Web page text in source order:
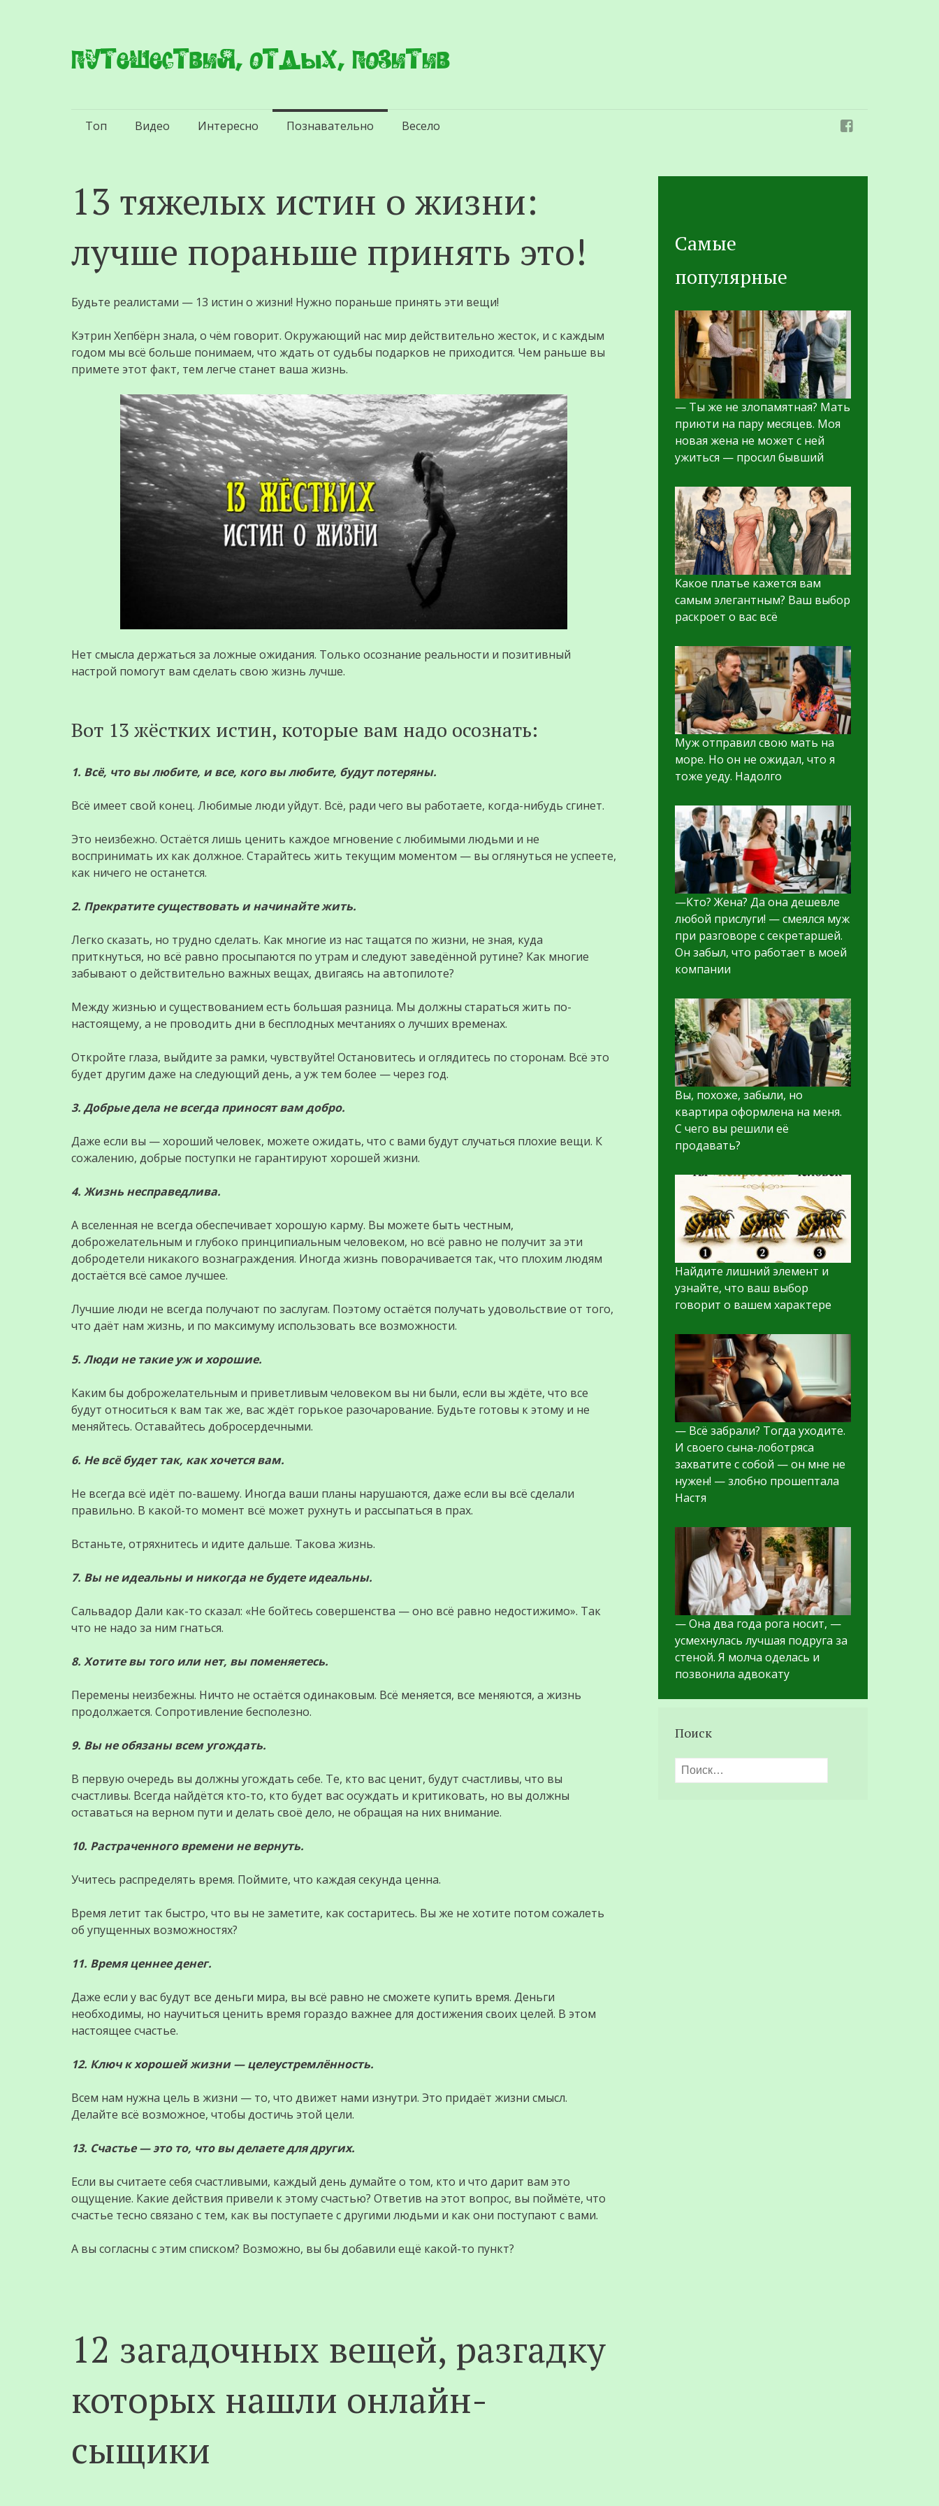
Путешествия, отдых, позитив
Перейти
Топ Видео Интересно Познавательно Весело
13 тяжелых истин о жизни:
лучше пораньше принять это!
Будьте реалистами — 13 истин о жизни! Нужно пораньше принять эти вещи!
Кэтрин Хепбёрн знала, о чём говорит. Окружающий нас мир действительно жесток, и с каждым
годом мы всё больше понимаем, что ждать от судьбы подарков не приходится. Чем раньше вы
примете этот факт, тем легче станет ваша жизнь.
Нет смысла держаться за ложные ожидания. Только осознание реальности и позитивный
настрой помогут вам сделать свою жизнь лучше.
Вот 13 жёстких истин, которые вам надо осознать:
1. Всё, что вы любите, и все, кого вы любите, будут потеряны.
Всё имеет свой конец. Любимые люди уйдут. Всё, ради чего вы работаете, когда-нибудь сгинет.
Это неизбежно. Остаётся лишь ценить каждое мгновение с любимыми людьми и не
воспринимать их как должное. Старайтесь жить текущим моментом — вы оглянуться не успеете,
как ничего не останется.
2. Прекратите существовать и начинайте жить.
Легко сказать, но трудно сделать. Как многие из нас тащатся по жизни, не зная, куда
приткнуться, но всё равно просыпаются по утрам и следуют заведённой рутине? Как многие
забывают о действительно важных вещах, двигаясь на автопилоте?
Между жизнью и существованием есть большая разница. Мы должны стараться жить по-
настоящему, а не проводить дни в бесплодных мечтаниях о лучших временах.
Откройте глаза, выйдите за рамки, чувствуйте! Остановитесь и оглядитесь по сторонам. Всё это
будет другим даже на следующий день, а уж тем более — через год.
3. Добрые дела не всегда приносят вам добро.
Даже если вы — хороший человек, можете ожидать, что с вами будут случаться плохие вещи. К
сожалению, добрые поступки не гарантируют хорошей жизни.
4. Жизнь несправедлива.
А вселенная не всегда обеспечивает хорошую карму. Вы можете быть честным,
доброжелательным и глубоко принципиальным человеком, но всё равно не получит за эти
добродетели никакого вознаграждения. Иногда жизнь поворачивается так, что плохим людям
достаётся всё самое лучшее.
Лучшие люди не всегда получают по заслугам. Поэтому остаётся получать удовольствие от того,
что даёт нам жизнь, и по максимуму использовать все возможности.
5. Люди не такие уж и хорошие.
Каким бы доброжелательным и приветливым человеком вы ни были, если вы ждёте, что все
будут относиться к вам так же, вас ждёт горькое разочарование. Будьте готовы к этому и не
меняйтесь. Оставайтесь добросердечными.
6. Не всё будет так, как хочется вам.
Не всегда всё идёт по-вашему. Иногда ваши планы нарушаются, даже если вы всё сделали
правильно. В какой-то момент всё может рухнуть и рассыпаться в прах.
Встаньте, отряхнитесь и идите дальше. Такова жизнь.
7. Вы не идеальны и никогда не будете идеальны.
Сальвадор Дали как-то сказал: «Не бойтесь совершенства — оно всё равно недостижимо». Так
что не надо за ним гнаться.
8. Хотите вы того или нет, вы поменяетесь.
Перемены неизбежны. Ничто не остаётся одинаковым. Всё меняется, все меняются, а жизнь
продолжается. Сопротивление бесполезно.
9. Вы не обязаны всем угождать.
В первую очередь вы должны угождать себе. Те, кто вас ценит, будут счастливы, что вы
счастливы. Всегда найдётся кто-то, кто будет вас осуждать и критиковать, но вы должны
оставаться на верном пути и делать своё дело, не обращая на них внимание.
10. Растраченного времени не вернуть.
Учитесь распределять время. Поймите, что каждая секунда ценна.
Время летит так быстро, что вы не заметите, как состаритесь. Вы же не хотите потом сожалеть
об упущенных возможностях?
11. Время ценнее денег.
Даже если у вас будут все деньги мира, вы всё равно не сможете купить время. Деньги
необходимы, но научиться ценить время гораздо важнее для достижения своих целей. В этом
настоящее счастье.
12. Ключ к хорошей жизни — целеустремлённость.
Всем нам нужна цель в жизни — то, что движет нами изнутри. Это придаёт жизни смысл.
Делайте всё возможное, чтобы достичь этой цели.
13. Счастье — это то, что вы делаете для других.
Если вы считаете себя счастливыми, каждый день думайте о том, кто и что дарит вам это
ощущение. Какие действия привели к этому счастью? Ответив на этот вопрос, вы поймёте, что
счастье тесно связано с тем, как вы поступаете с другими людьми и как они поступают с вами.
А вы согласны с этим списком? Возможно, вы бы добавили ещё какой-то пункт?
12 загадочных вещей, разгадку
которых нашли онлайн-
сыщики
Самые
популярные
— Ты же не злопамятная? Мать
приюти на пару месяцев. Моя
новая жена не может с ней
ужиться — просил бывший
Какое платье кажется вам
самым элегантным? Ваш выбор
раскроет о вас всё
Муж отправил свою мать на
море. Но он не ожидал, что я
тоже уеду. Надолго
—Кто? Жена? Да она дешевле
любой прислуги! — смеялся муж
при разговоре с секретаршей.
Он забыл, что работает в моей
компании
Вы, похоже, забыли, но
квартира оформлена на меня.
С чего вы решили её
продавать?
Найдите лишний элемент и
узнайте, что ваш выбор
говорит о вашем характере
— Всё забрали? Тогда уходите.
И своего сына-лоботряса
захватите с собой — он мне не
нужен! — злобно прошептала
Настя
— Она два года рога носит, —
усмехнулась лучшая подруга за
стеной. Я молча оделась и
позвонила адвокату
Поиск
Найти: